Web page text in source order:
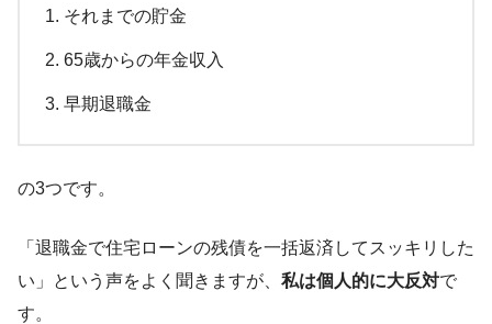
それまでの貯金
65歳からの年金収入
早期退職金
の3つです。
「退職金で住宅ローンの残債を一括返済してスッキリした
い」という声をよく聞きますが、 私は個人的に大反対で
す。